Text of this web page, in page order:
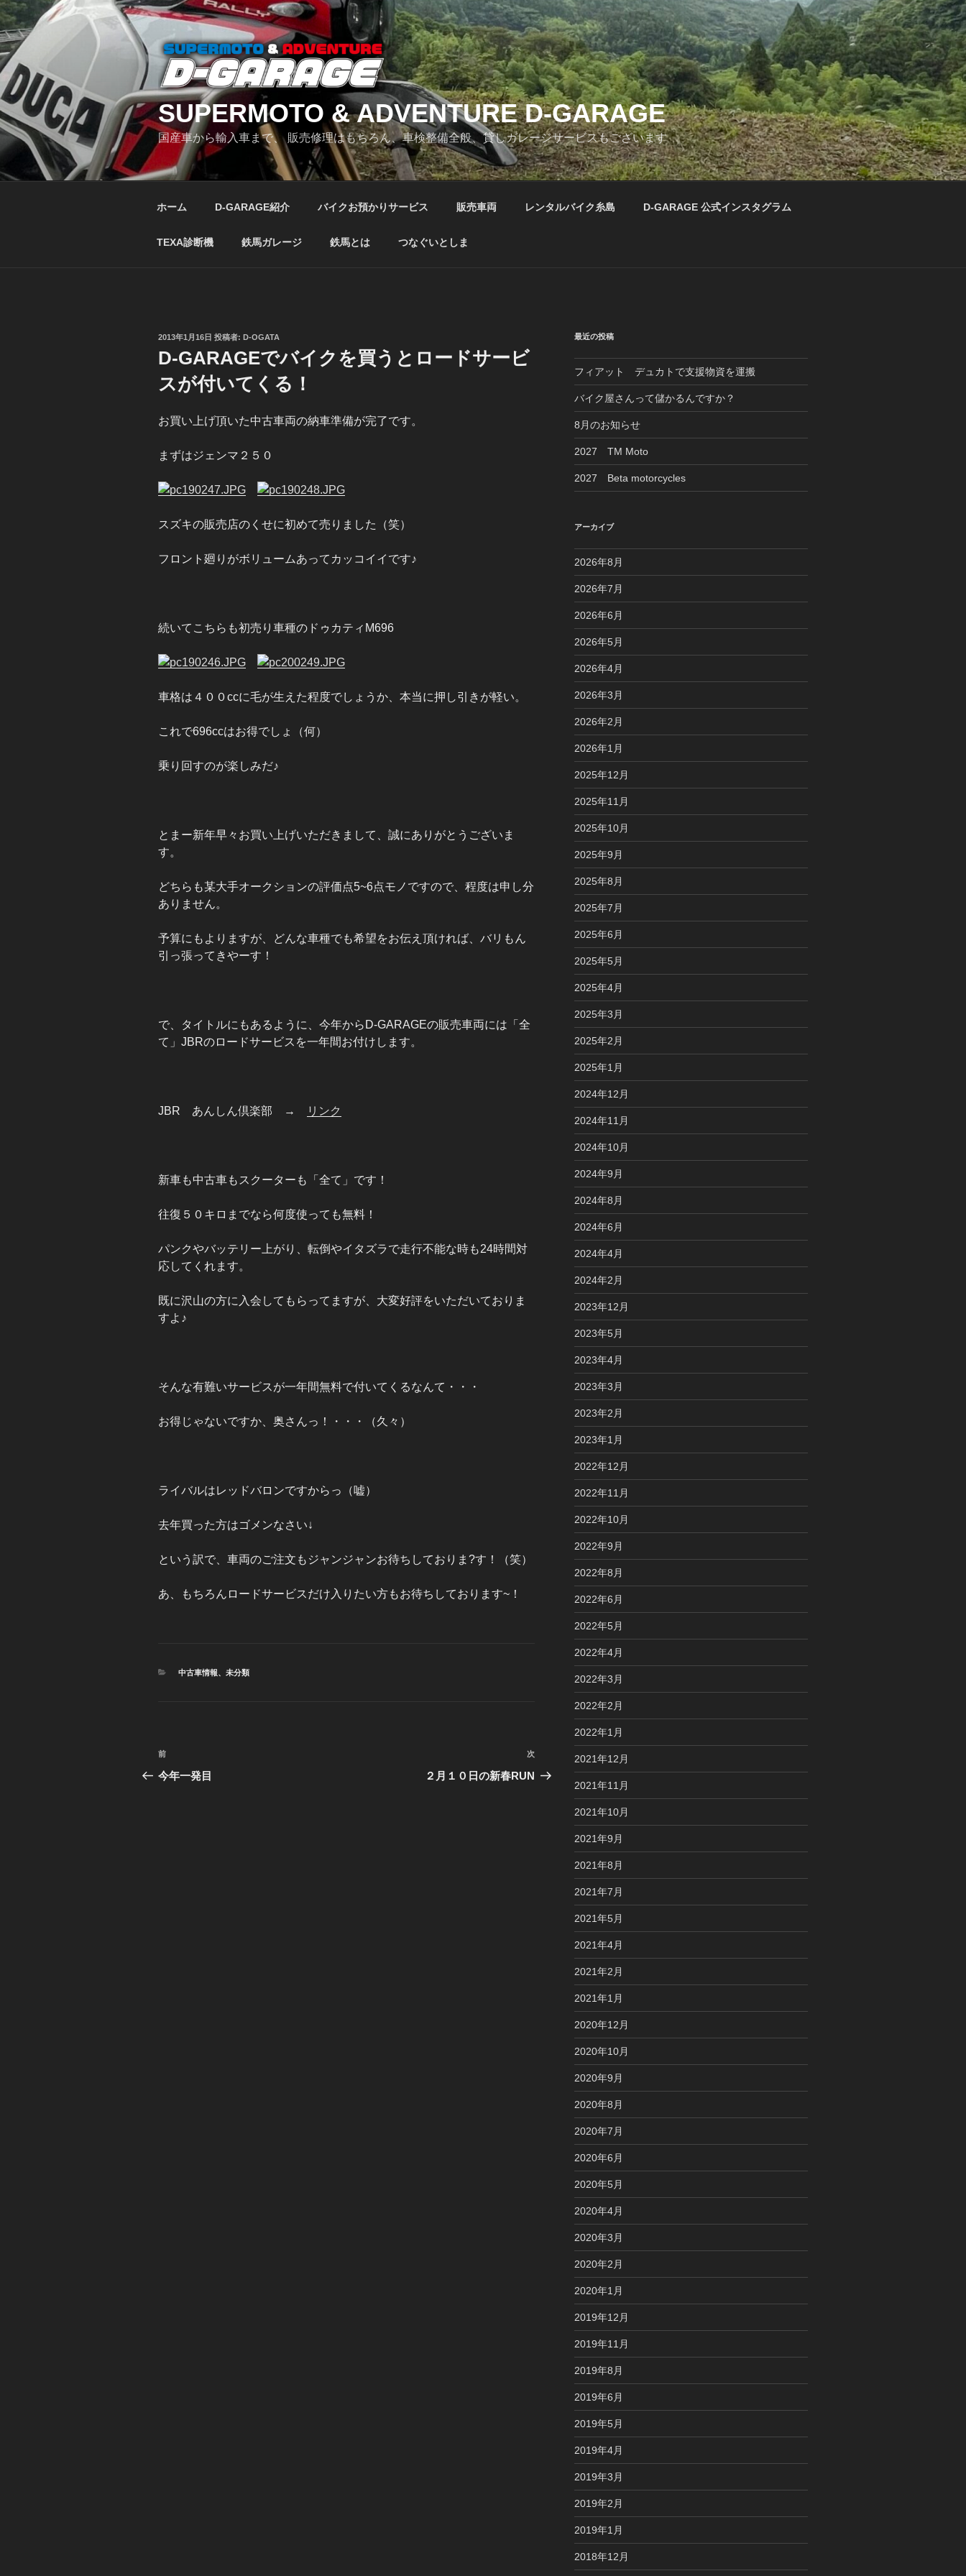
コ
ン
テ
ン
ツ
へ
ス
キ
ッ
SUPERMOTO & ADVENTURE D-GARAGE
国産車から輸入車まで、 販売修理はもちろん、車検整備全般、貸しガレージサービスもございます
ホーム D-GARAGE紹介 バイクお預かりサービス 販売車両 レンタルバイク糸島 D-GARAGE 公式インスタグラム
TEXA診断機 鉄馬ガレージ 鉄馬とは つなぐいとしま
投
日:
2013年1月16日 投稿者: D-OGATA
D-GARAGEでバイクを買うとロードサービ
スが付いてくる！
お買い上げ頂いた中古車両の納車準備が完了です。
まずはジェンマ２５０
スズキの販売店のくせに初めて売りました（笑）
フロント廻りがボリュームあってカッコイイです♪
続いてこちらも初売り車種のドゥカティM696
車格は４００ccに毛が生えた程度でしょうか、本当に押し引きが軽い。
これで696ccはお得でしょ（何）
乗り回すのが楽しみだ♪
とまー新年早々お買い上げいただきまして、誠にありがとうございま
す。
どちらも某大手オークションの評価点5~6点モノですので、程度は申し分
ありません。
予算にもよりますが、どんな車種でも希望をお伝え頂ければ、バリもん
引っ張ってきやーす！
で、タイトルにもあるように、今年からD-GARAGEの販売車両には「全
て」JBRのロードサービスを一年間お付けします。
JBR あんしん倶楽部 → リンク
新車も中古車もスクーターも「全て」です！
往復５０キロまでなら何度使っても無料！
パンクやバッテリー上がり、転倒やイタズラで走行不能な時も24時間対
応してくれます。
既に沢山の方に入会してもらってますが、大変好評をいただいておりま
すよ♪
そんな有難いサービスが一年間無料で付いてくるなんて・・・
お得じゃないですか、奥さんっ！・・・（久々）
ライバルはレッドバロンですからっ（嘘）
去年買った方はゴメンなさい↓
という訳で、車両のご注文もジャンジャンお待ちしておりま?す！（笑）
あ、もちろんロードサービスだけ入りたい方もお待ちしております~！
カ
中古車情報、 未分類
投
稿
前
の
前
今年一発目
次
の
次
２月１０日の新春RUN
最近の投稿
フィアット デュカトで支援物資を運搬
バイク屋さんって儲かるんですか？
8月のお知らせ
2027 TM Moto
2027 Beta motorcycles
アーカイブ
2026年8月
2026年7月
2026年6月
2026年5月
2026年4月
2026年3月
2026年2月
2026年1月
2025年12月
2025年11月
2025年10月
2025年9月
2025年8月
2025年7月
2025年6月
2025年5月
2025年4月
2025年3月
2025年2月
2025年1月
2024年12月
2024年11月
2024年10月
2024年9月
2024年8月
2024年6月
2024年4月
2024年2月
2023年12月
2023年5月
2023年4月
2023年3月
2023年2月
2023年1月
2022年12月
2022年11月
2022年10月
2022年9月
2022年8月
2022年6月
2022年5月
2022年4月
2022年3月
2022年2月
2022年1月
2021年12月
2021年11月
2021年10月
2021年9月
2021年8月
2021年7月
2021年5月
2021年4月
2021年2月
2021年1月
2020年12月
2020年10月
2020年9月
2020年8月
2020年7月
2020年6月
2020年5月
2020年4月
2020年3月
2020年2月
2020年1月
2019年12月
2019年11月
2019年8月
2019年6月
2019年5月
2019年4月
2019年3月
2019年2月
2019年1月
2018年12月